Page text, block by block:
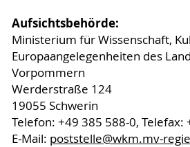
Aufsichtsbehörde:
Ministerium für Wissenschaft,
Europaangelegenheiten des
Vorpommern
Werderstraße 124
19055 Schwerin
Telefon: +49 385 588-0, Telefax:
E-Mail: poststelle@wkm.mv-